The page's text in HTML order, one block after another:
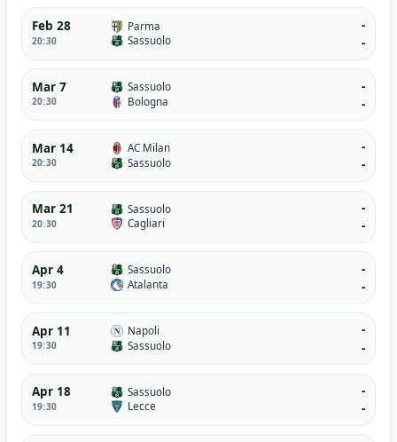
Feb 28
20:30
Parma
Sassuolo
-
-
Mar 7
20:30
Sassuolo
Bologna
-
-
Mar 14
20:30
AC Milan
Sassuolo
-
-
Mar 21
20:30
Sassuolo
Cagliari
-
-
Apr 4
19:30
Sassuolo
Atalanta
-
-
Apr 11
19:30
Napoli
Sassuolo
-
-
Apr 18
19:30
Sassuolo
Lecce
-
-